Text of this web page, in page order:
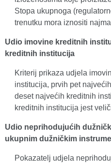
Stopa ukupnoga
trenutku mora iznositi
Udio imovine kreditnih
kreditnih institucija
Kriterij prikaza udjela
institucija, prvih pet
deset najvećih kreditnih
kreditnih institucija jest
Udio neprihodujućih
ukupnim dužničkim
Pokazatelj udjela